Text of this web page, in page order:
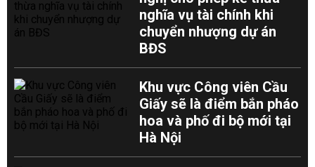
nghĩa vụ tài chính khi
chuyển nhượng dự án
BĐS
Khu vực Công viên Cầu
Giấy sẽ là điểm bắn pháo
hoa và phố đi bộ mới tại
Hà Nội